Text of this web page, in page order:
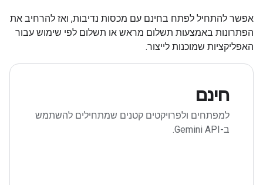
אפשר להתחיל לפתח בחינם עם מכסות נדיבות, ואז להרחיב את
הפתרונות באמצעות תשלום מראש או תשלום לפי שימוש עבור
האפליקציות שמוכנות לייצור.
חינם
למפתחים ולפרויקטים קטנים שמתחילים להשתמש
ב-Gemini API.